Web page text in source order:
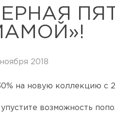
2018
на новую коллекцию с
возможность